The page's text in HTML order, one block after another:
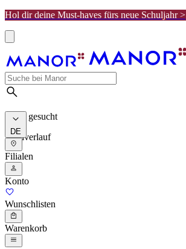
Hol dir deine Must-haves fürs neue Schuljahr >
Meist gesucht
Suchverlauf
DE
Filialen
Konto
Wunschlisten
Warenkorb